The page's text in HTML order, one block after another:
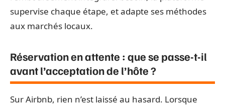
supervise chaque étape, et adapte ses méthodes
aux marchés locaux.
Réservation en attente : que se passe-t-il
avant l’acceptation de l’hôte ?
Sur Airbnb, rien n’est laissé au hasard. Lorsque